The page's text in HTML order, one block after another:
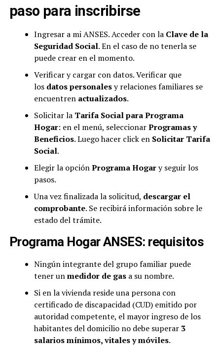
paso para inscribirse
Ingresar a mi ANSES. Acceder con laClave de la
Seguridad Social. En el caso de no tenerla se
puede crear en el momento.
Verificar y cargar con datos. Verificar que
losdatos personalesy relaciones familiares se
encuentren actualizados.
Solicitar laTarifa Social para Programa
Hogar: en el menú, seleccionarProgramas y
Beneficios. Luego hacer click en Solicitar Tarifa
Social.
Elegir la opciónPrograma Hogary seguir los
pasos.
Una vez finalizada la solicitud, descargar el
comprobante. Se recibirá información sobre le
estado del trámite.
Programa Hogar ANSES: requisitos
Ningún integrante del grupo familiar puede
tener unmedidor de gasa su nombre.
Si en la vivienda reside una persona con
certificado de discapacidad (CUD) emitido por
autoridad competente, el mayor ingreso de los
habitantes del domicilio no debe superar3
salarios mínimos, vitales y móviles.